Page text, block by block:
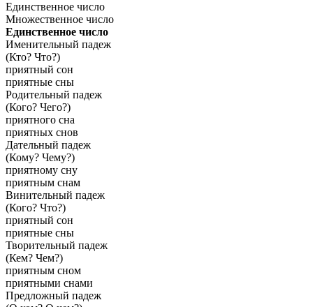
Единственное число
Множественное число
Единственное число
Именительный падеж
(Кто? Что?)
приятный сон
приятные сны
Родительный падеж
(Кого? Чего?)
приятного сна
приятных снов
Дательный падеж
(Кому? Чему?)
приятному сну
приятным снам
Винительный падеж
(Кого? Что?)
приятный сон
приятные сны
Творительный падеж
(Кем? Чем?)
приятным сном
приятными снами
Предложный падеж